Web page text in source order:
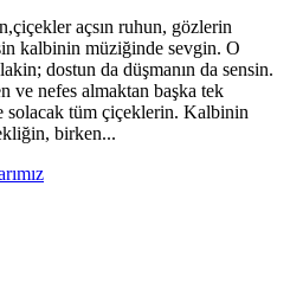
açsın ruhun, gözlerin
kalbinin müziğinde sevgin. O
dostun da düşmanın da sensin.
ve nefes almaktan başka tek
tüm çiçeklerin. Kalbinin
birken...